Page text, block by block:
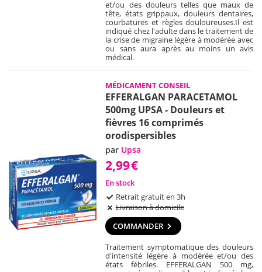
et/ou des douleurs telles que maux de
tête, états grippaux, douleurs dentaires,
courbatures et règles douloureuses.Il est
indiqué chez l'adulte dans le traitement de
la crise de migraine légère à modérée avec
ou sans aura après au moins un avis
médical.
MÉDICAMENT CONSEIL
EFFERALGAN PARACETAMOL
500mg UPSA - Douleurs et
fièvres 16 comprimés
orodispersibles
par Upsa
2,99€
En stock
Retrait gratuit en 3h
Livraison à domicile
COMMANDER
Traitement symptomatique des douleurs
d'intensité légère à modérée et/ou des
états fébriles. EFFERALGAN 500 mg,